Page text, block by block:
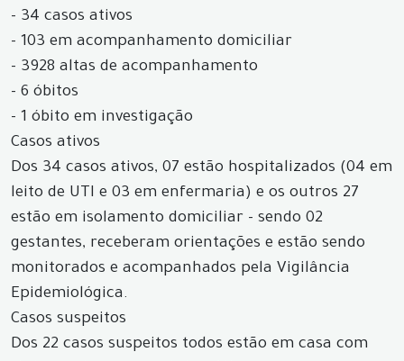
- 34 casos ativos
- 103 em acompanhamento domiciliar
- 3928 altas de acompanhamento
- 6 óbitos
- 1 óbito em investigação
Casos ativos
Dos 34 casos ativos, 07 estão hospitalizados (04 em
leito de UTI e 03 em enfermaria) e os outros 27
estão em isolamento domiciliar - sendo 02
gestantes, receberam orientações e estão sendo
monitorados e acompanhados pela Vigilância
Epidemiológica.
Casos suspeitos
Dos 22 casos suspeitos todos estão em casa com